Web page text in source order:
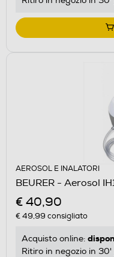
AEROSOL E INALATORI
BEURER - Aerosol
€ 40,90
€ 49,99 consigliato
Acquisto online:
Ritiro in negozio in